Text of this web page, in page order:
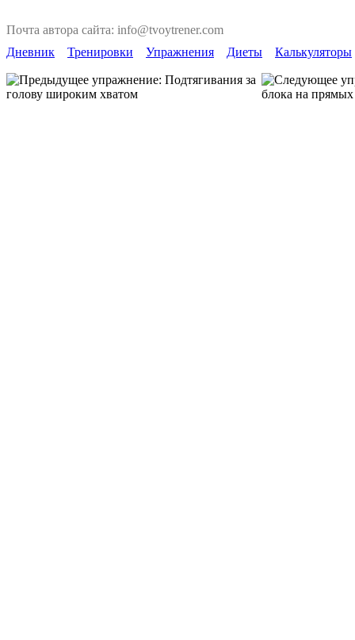
Почта автора сайта: info@tvoytrener.com
Дневник
Тренировки Упражнения Диеты Калькуляторы